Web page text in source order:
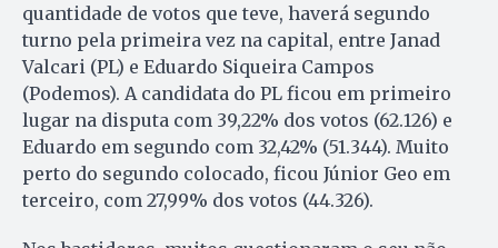
quantidade de votos que teve, haverá segundo
turno pela primeira vez na capital, entre Janad
Valcari (PL) e Eduardo Siqueira Campos
(Podemos). A candidata do PL ficou em primeiro
lugar na disputa com 39,22% dos votos (62.126) e
Eduardo em segundo com 32,42% (51.344). Muito
perto do segundo colocado, ficou Júnior Geo em
terceiro, com 27,99% dos votos (44.326).